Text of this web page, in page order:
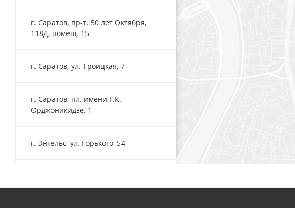
г. Саратов, пр-т. 50 лет Октября,
118Д, помещ. 15
г. Саратов, ул. Троицкая, 7
г. Саратов, пл. имени Г.К.
Орджоникидзе, 1
г. Энгельс, ул. Горького, 54